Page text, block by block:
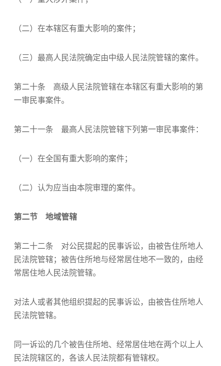
（二）在本辖区有重大影响的案件；
（三）最高人民法院确定由中级人民法院管辖的案件。
第二十条 高级人民法院管辖在本辖区有重大影响的第
一审民事案件。
第二十一条 最高人民法院管辖下列第一审民事案件：
（一）在全国有重大影响的案件；
（二）认为应当由本院审理的案件。
第二节 地域管辖
第二十二条 对公民提起的民事诉讼，由被告住所地人
民法院管辖；被告住所地与经常居住地不一致的，由经
常居住地人民法院管辖。
对法人或者其他组织提起的民事诉讼，由被告住所地人
民法院管辖。
同一诉讼的几个被告住所地、经常居住地在两个以上人
民法院辖区的，各该人民法院都有管辖权。